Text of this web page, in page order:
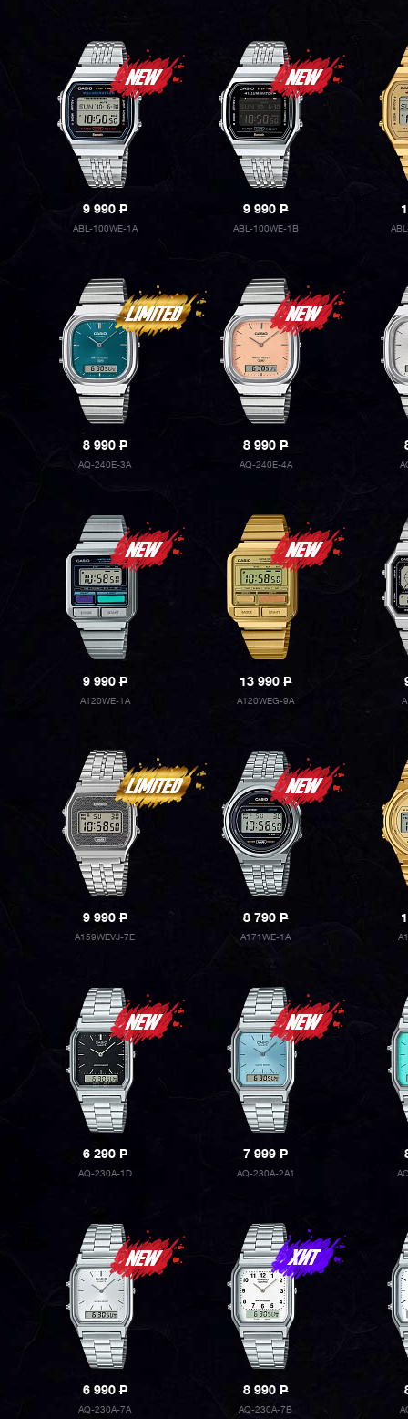
9 990P
ABL-100WE-1A
9 990P
ABL-100WE-1B
8 990P
AQ-240E-3A
8 990P
AQ-240E-4A
9 990P
A120WE-1A
13 990P
A120WEG-9A
9 990P
A159WEVJ-7E
8 790P
A171WE-1A
6 290P
AQ-230A-1D
7 999P
AQ-230A-2A1
6 990P
AQ-230A-7A
8 990P
AQ-230A-7B